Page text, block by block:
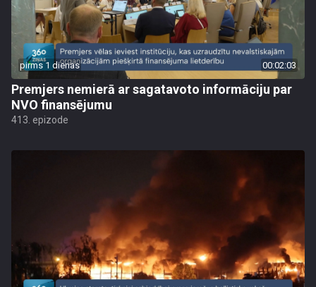
pirms 1 dienas 00:02:03
Premjers nemierā ar sagatavoto informāciju par
NVO finansējumu
413. epizode